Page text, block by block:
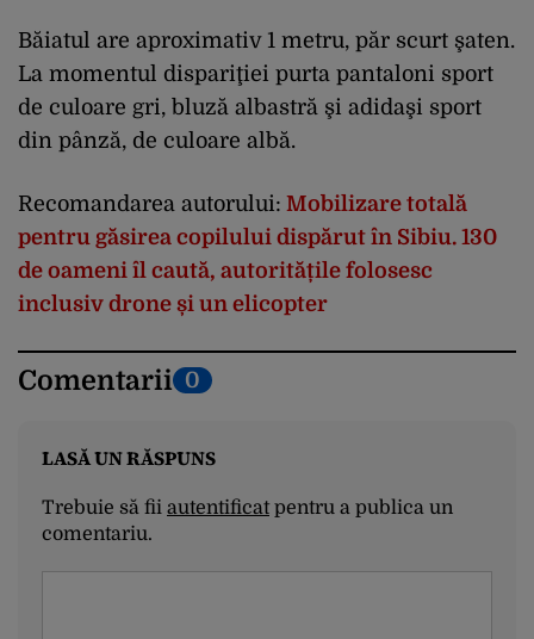
Băiatul are aproximativ 1 metru, păr scurt şaten.
La momentul dispariţiei purta pantaloni sport
de culoare gri, bluză albastră şi adidaşi sport
din pânză, de culoare albă.
Recomandarea autorului: Mobilizare totală
pentru găsirea copilului dispărut în Sibiu. 130
de oameni îl caută, autoritățile folosesc
inclusiv drone și un elicopter
Comentarii 0
LASĂ UN RĂSPUNS
Trebuie să fii autentificatpentru a publica un
comentariu.